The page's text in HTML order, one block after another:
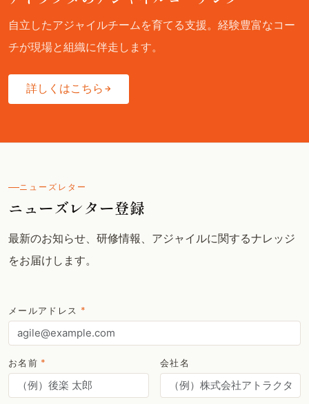
自立したアジャイルチームを育てる支援。経験豊富なコー
チが現場と組織に伴走します。
詳しくはこちら
ニューズレター
ニューズレター登録
最新のお知らせ、研修情報、アジャイルに関するナレッジ
をお届けします。
メールアドレス *
お名前 * 会社名